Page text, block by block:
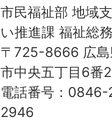
市民福祉部 地域
い推進課 福祉総
〒725-8666 広島
市中央五丁目6番
電話番号：
2946